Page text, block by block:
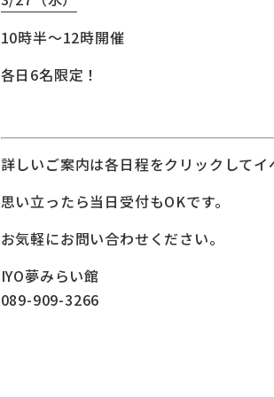
10時半～12時開催
各日6名限定！
詳しいご案内は各日程をクリックしてイ
思い立ったら当日受付もOKです。
お気軽にお問い合わせください。
IYO夢みらい館
089-909-3266